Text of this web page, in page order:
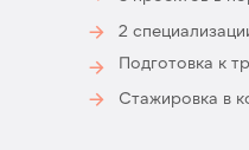
→ Стажировка в
→
→
2
Подготовка к